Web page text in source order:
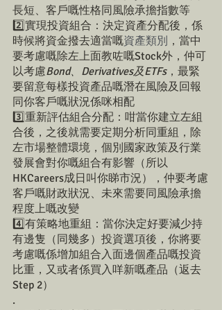
長短、客戶嘅性格同風險承擔指數等
2️⃣實現投資組合：決定資產分配後，係
時候將資金撥去適當嘅資產類別 ，當中
要考慮嘅除左上面教咗嘅Stock外，仲可
以考慮Bond、Derivatives及ETFs，最緊
要留意每樣投資產品嘅潛在風險及回報
同你客戶嘅狀況係咪相配
3️⃣重新評估組合分配：咁當你建立左組
合後，之後就需要定期分析同重組，除
左市場整體環境，個別國家政策及行業
發展會對你嘅組合有影響（所以
HKCareers成日叫你睇市況），仲要考慮
客戶嘅財政狀況、未來需要同風險承擔
程度上嘅改變
4️⃣有策略地重組：當你決定好要減少持
有邊隻（同幾多）投資選項後，你將要
考慮嘅係增加組合入面邊個產品嘅投資
比重，又或者係買入咩新嘅產品（返去
Step 2）
.